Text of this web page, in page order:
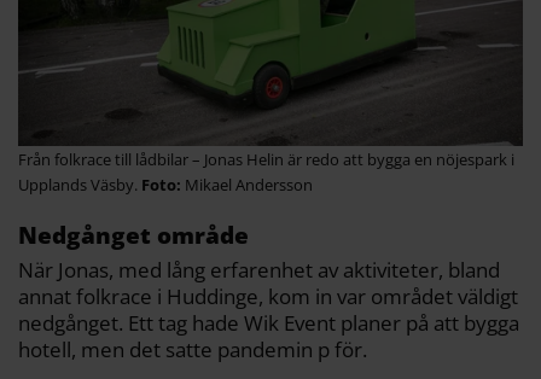
Från folkrace till lådbilar – Jonas Helin är redo att bygga en nöjespark i
Upplands Väsby.
Mikael Andersson
Nedgånget område
När Jonas, med lång erfarenhet av aktiviteter, bland
annat folkrace i Huddinge, kom in var området väldigt
nedgånget. Ett tag hade Wik Event planer på att bygga
hotell, men det satte pandemin p för.